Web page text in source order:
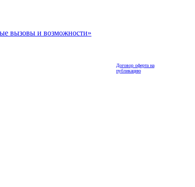
вызовы и возможности»
Договор оферта на
публикацию